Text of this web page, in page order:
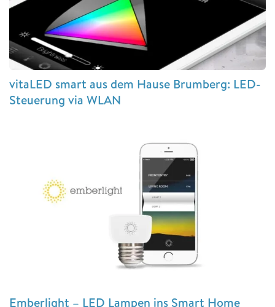
vitaLED smart aus dem Hause Brumberg: LED-
Steuerung via WLAN
Emberlight – LED Lampen ins Smart Home